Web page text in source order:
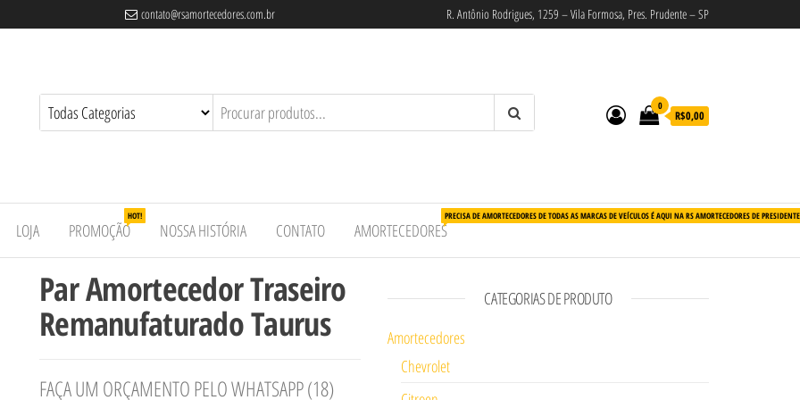
contato@rsamortecedores.com.br R. Antônio Rodrigues, 1259 – Vila Formosa, Pres. Prudente – SP
0
R$0,00
LOJA PROMOÇÃO
HOT!
NOSSA HISTÓRIA CONTATO AMORTECEDORES
PRECISA DE AMORTECEDORES DE TODAS AS MARCAS DE VEÍCULOS É AQUI NA RS AMORTECEDORES DE
Par Amortecedor Traseiro
Remanufaturado Taurus
FAÇA UM ORÇAMENTO PELO WHATSAPP (18)
CATEGORIAS DE PRODUTO
Amortecedores
Chevrolet